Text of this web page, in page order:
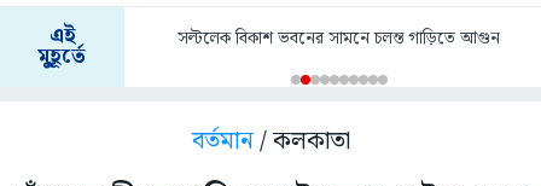
এই
মুহূর্তে
সল্টলেক বিকাশ ভবনের সামনে চলন্ত গাড়িতে আগুন
বর্তমান/ কলকাতা